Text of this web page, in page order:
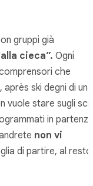
gruppi già
cieca”. Ogni
che
ski degni di un
vuole stare sugli sci
in
non vi
di partire, al resto